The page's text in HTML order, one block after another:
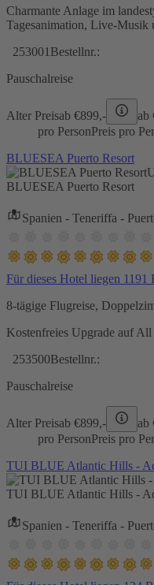
Charmante Anlage im
Tagesanimation, Live-Musik
253001Bestellnr.:
Pauschalreise
Alter Preisab €899,- ab
pro PersonPreis pro
BLUESEA Puerto Resort
BLUESEA Puerto Resort
Spanien - Teneriffa -
Für dieses Hotel liegen
8-tägige Flugreise,
Kostenfreies Upgrade auf
253500Bestellnr.:
Pauschalreise
Alter Preisab €899,- ab
pro PersonPreis pro
TUI BLUE Atlantic Hills -
TUI BLUE Atlantic Hills -
Spanien - Teneriffa -